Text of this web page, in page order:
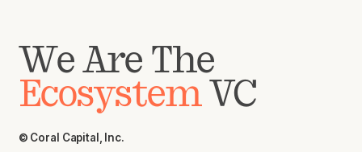
We Are The
EcosystemVC
© Coral Capital, Inc.